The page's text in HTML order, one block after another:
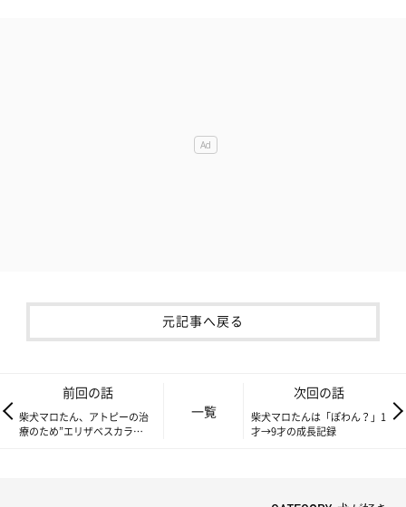
元記事へ戻る
前回の話
柴犬マロたん、アトピーの治
療のため”エリザベスカラ
一覧
次回の話
柴犬マロたんは「ぽわん？」1
才→9才の成長記録